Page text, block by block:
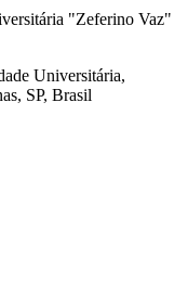
"Zeferino Vaz"
Universitária,
SP, Brasil